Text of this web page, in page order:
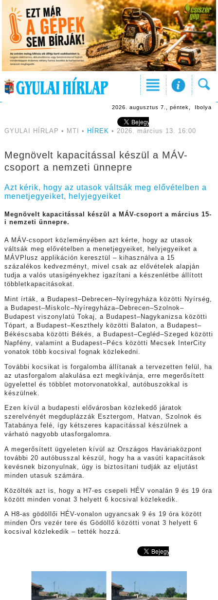
2026. augusztus 7., péntek, Ibolya
GYULAI HÍRLAP • MTI • HÍREK • 2026. március 13. 16:00
Megnövelt kapacitással készül a MÁV-
csoport a nemzeti ünnepre
Azt kérik, hogy az utasok váltsák meg elővételben a
menetjegyeiket, helyjegyeiket
Megnövelt kapacitással készül a MÁV-csoport a március 15-
i nemzeti ünnepre.
A MÁV-csoport közleményében azt kérte, hogy az utasok
váltsák meg elővételben a menetjegyeiket, helyjegyeiket a
MÁVPlusz applikáción keresztül – kihasználva a 15
százalékos kedvezményt, mivel csak az elővételek alapján
tudja a valós utasigényekhez igazítani a készenlétbe állított
többletkapacitásokat.
Mint írták, a Budapest–Debrecen–Nyíregyháza közötti Nyírség,
a Budapest–Miskolc–Nyíregyháza–Debrecen–Szolnok–
Budapest viszonylatú Tokaj, a Budapest–Nagykanizsa közötti
Tópart, a Budapest–Keszthely közötti Balaton, a Budapest–
Békéscsaba közötti Békés, a Budapest–Cegléd–Szeged közötti
Napfény, valamint a Budapest–Pécs közötti Mecsek InterCity
vonatok több kocsival fognak közlekedni.
További kocsikat is forgalomba állítanak a tervezetten felül, ha
az utasforgalom alakulása ezt megkívánja, erre megerősített
ügyelettel és többlet motorvonatokkal, autóbuszokkal is
készülnek.
Ezen kívül a budapesti elővárosban közlekedő járatok
szerelvényét megduplázzák Esztergom, Hatvan, Szolnok és
Tatabánya felé, így kétszeres kapacitással készülnek a
várható nagyobb utasforgalomra.
A megerősített ügyeleten kívül az Országos Haváriaközpont
további 20 autóbusszal készül, hogy ha a vasúti kapacitások
kevésnek bizonyulnak, úgy is biztosítani tudják az eljutást
minden utasuk számára.
Közölték azt is, hogy a H7-es csepeli HÉV vonalán 9 és 19 óra
között minden vonat 3 helyett 6 kocsival közlekedik.
A H8-as gödöllői HÉV-vonalon ugyancsak 9 és 19 óra között
minden Örs vezér tere és Gödöllő közötti vonat 3 helyett 6
kocsival közlekedik – tették hozzá.